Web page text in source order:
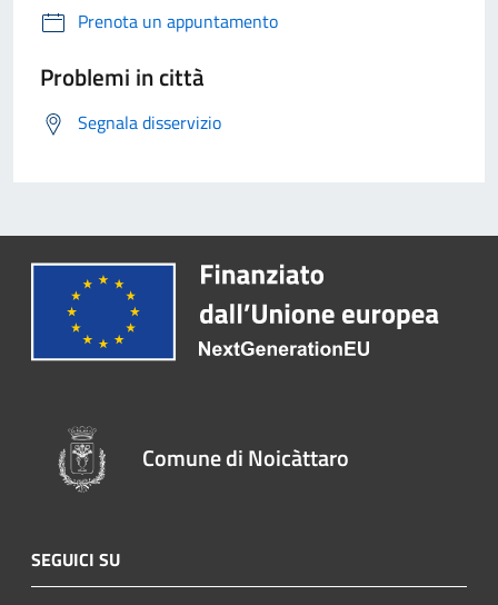
Prenota un appuntamento
Problemi in città
Segnala disservizio
Comune di Noicàttaro
SEGUICI SU